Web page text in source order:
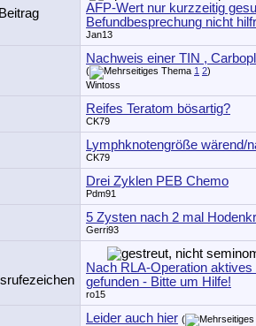
AFP-Wert nur kurzzeitig
Befundbesprechung nicht
Jan13
Nachweis einer TIN ,
( 1 2)
Wintoss
Reifes Teratom bösartig?
CK79
Lymphknotengröße wärend/
CK79
Drei Zyklen PEB Chemo
Pdm91
5 Zysten nach 2 mal
Gerri93
Nach RLA-Operation
gefunden - Bitte um Hilfe!
ro15
Leider auch hier (